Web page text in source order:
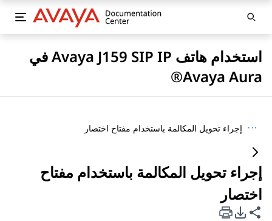
استخدام هاتف Avaya J159 SIP IP في
Avaya Aura®
··· إجراء تحويل المكالمة باستخدام مفتاح اختصار
إجراء تحويل المكالمة باستخدام مفتاح
اختصار
مشاركة هذه الصفحة
خيارات تصدير PDF